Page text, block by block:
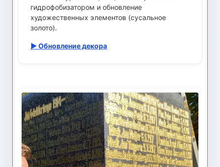
гидрофобизатором и обновление
художественных элементов (сусальное
золото).
▶ Обновление декора